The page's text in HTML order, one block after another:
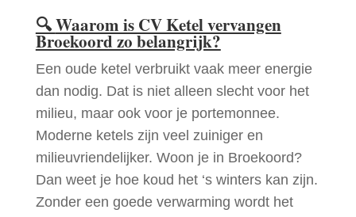
🔍Waarom is CV Ketel vervangen
Broekoord zo belangrijk?
Een oude ketel verbruikt vaak meer energie
dan nodig. Dat is niet alleen slecht voor het
milieu, maar ook voor je portemonnee.
Moderne ketels zijn veel zuiniger en
milieuvriendelijker. Woon je in Broekoord?
Dan weet je hoe koud het ‘s winters kan zijn.
Zonder een goede verwarming wordt het